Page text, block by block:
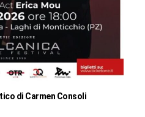
di Carmen Consoli